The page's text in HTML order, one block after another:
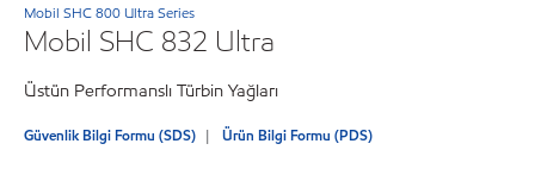
Mobil SHC 800 Ultra Series
Mobil SHC 832 Ultra
Üstün Performanslı Türbin Yağları
Güvenlik Bilgi Formu (SDS) Ürün Bilgi Formu (PDS)